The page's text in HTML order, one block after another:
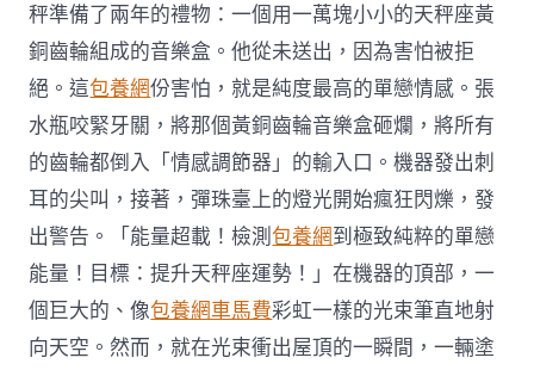
秤準備了兩年的禮物：一個用一萬塊小小的天秤座黃
銅齒輪組成的音樂盒。他從未送出，因為害怕被拒
絕。這包養網份害怕，就是純度最高的單戀情感。張
水瓶咬緊牙關，將那個黃銅齒輪音樂盒砸爛，將所有
的齒輪都倒入「情感調節器」的輸入口。機器發出刺
耳的尖叫，接著，彈珠臺上的燈光開始瘋狂閃爍，發
出警告。「能量超載！檢測包養網到極致純粹的單戀
能量！目標：提升天秤座運勢！」在機器的頂部，一
個巨大的、像包養網車馬費彩虹一樣的光束筆直地射
向天空。然而，就在光束衝出屋頂的一瞬間，一輛塗